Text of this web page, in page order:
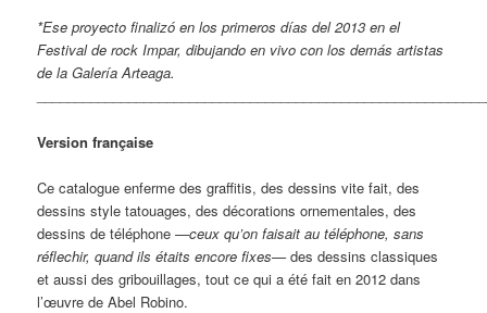
*Ese proyecto finalizó en los primeros días del 2013 en el
Festival de rock Impar, dibujando en vivo con los demás artistas
de la Galería Arteaga.
Version française
Ce catalogue enferme des graffitis, des dessins vite fait, des
dessins style tatouages, des décorations ornementales, des
dessins de téléphone—ceux qu’on faisait au téléphone, sans
réflechir, quand ils étaits encore fixes—des dessins classiques
et aussi des gribouillages, tout ce qui a été fait en 2012 dans
l’œuvre de Abel Robino.